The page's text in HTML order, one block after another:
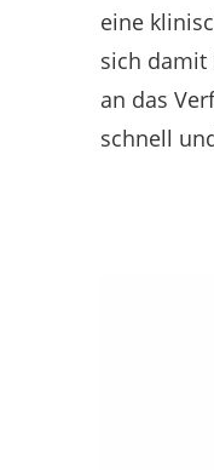
eine
sich damit
an das
schnell